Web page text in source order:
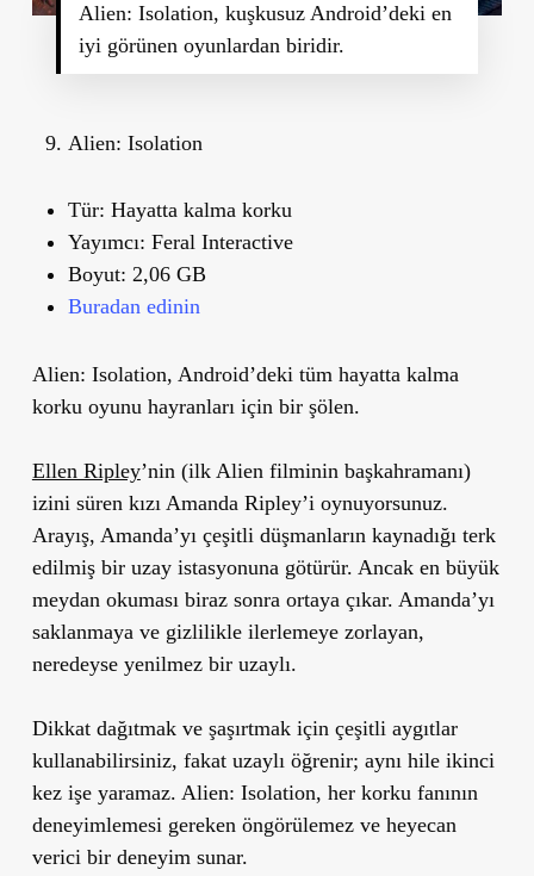
Alien: Isolation, kuşkusuz Android’deki en
iyi görünen oyunlardan biridir.
Alien: Isolation
Tür: Hayatta kalma korku
Yayımcı: Feral Interactive
Boyut: 2,06 GB
Buradan edinin
Alien: Isolation, Android’deki tüm hayatta kalma
korku oyunu hayranları için bir şölen.
Ellen Ripley’nin (ilk Alien filminin başkahramanı)
izini süren kızı Amanda Ripley’i oynuyorsunuz.
Arayış, Amanda’yı çeşitli düşmanların kaynadığı terk
edilmiş bir uzay istasyonuna götürür. Ancak en büyük
meydan okuması biraz sonra ortaya çıkar. Amanda’yı
saklanmaya ve gizlilikle ilerlemeye zorlayan,
neredeyse yenilmez bir uzaylı.
Dikkat dağıtmak ve şaşırtmak için çeşitli aygıtlar
kullanabilirsiniz, fakat uzaylı öğrenir; aynı hile ikinci
kez işe yaramaz. Alien: Isolation, her korku fanının
deneyimlemesi gereken öngörülemez ve heyecan
verici bir deneyim sunar.